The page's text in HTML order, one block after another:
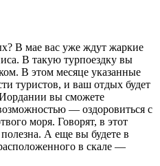
В мае вас уже ждут жаркие
В такую турпоездку вы
В этом месяце указанные
туристов, и ваш отдых будет
вы сможете
— оздоровиться с
моря. Говорят, в этот
А еще вы будете в
в скале —